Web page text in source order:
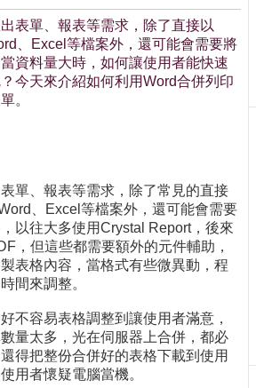
表單、報表等需求，除了直接以
、Excel等檔案外，還可能會需要將
資料量大時，如何讓使用者能快速
今天來介紹如何利用Word合併列印
。
單、報表等需求，除了常見的直接
、Excel等檔案外，還可能會需要
以往大多使用Crystal Report，後來
，但這些都需要額外的元件輔助，
表格內容，當格式有些微異動，程
間來調整。
不容易表格調整到讓使用者滿意，
量太多，光在伺服器上合併，都必
得把整份合併好的表格下載到使用
用者懷疑電腦當機。